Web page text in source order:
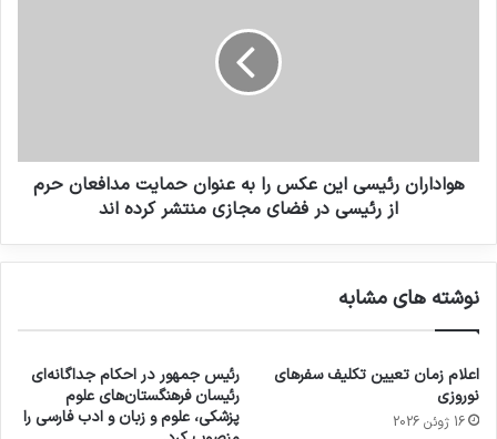
هواداران رئیسی این عکس را به عنوان حمایت مدافعان حرم
از رئیسی در فضای مجازی منتشر کرده اند
نوشته های مشابه
اعلام زمان تعیین تکلیف سفرهای
نوروزی
16 ژوئن 2026
رئیس جمهور در احکام جداگانه‌ای
رئیسان فرهنگستان‌های علوم
پزشکی، علوم و زبان و ادب فارسی را